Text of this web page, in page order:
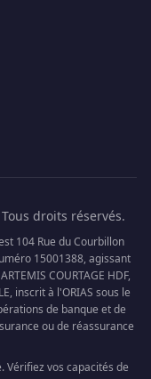
droits réservés.
104 Rue du Courbillon
15001388, agissant
COURTAGE HDF,
inscrit à l'ORIAS sous le
de banque et de
ou de réassurance
Vérifiez vos capacités de